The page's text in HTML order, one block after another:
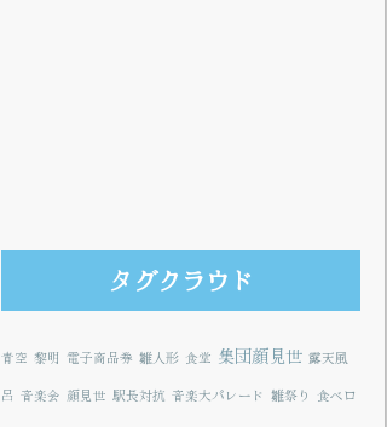
タグクラウド
青空 黎明 電子商品券 雛人形 食堂 集団顔見世 露天風
呂 音楽会 顔見世 駅長対抗 音楽大パレード 雛祭り 食べロ